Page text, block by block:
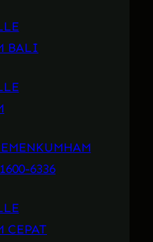
BALI
6336
CEPAT